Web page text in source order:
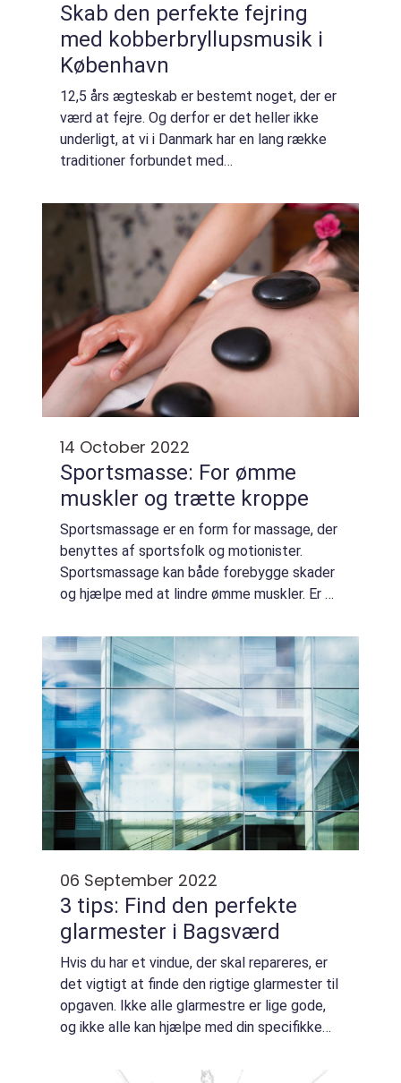
Skab den perfekte fejring
med kobberbryllupsmusik i
København
12,5 års ægteskab er bestemt noget, der er
værd at fejre. Og derfor er det heller ikke
underligt, at vi i Danmark har en lang række
traditioner forbundet med
der har et nært forestående kobberbryllup,
er de...
14 October 2022
Sportsmasse: For ømme
muskler og trætte kroppe
Sportsmassage er en form for massage, der
benyttes af sportsfolk og motionister.
Sportsmassage kan både forebygge skader
og hjælpe med at lindre ømme muskler. Er du
gerne finde en massør, der tilbyder sports...
06 September 2022
3 tips: Find den perfekte
glarmester i Bagsværd
Hvis du har et vindue, der skal repareres, er
det vigtigt at finde den rigtige glarmester til
opgaven. Ikke alle glarmestre er lige gode,
og ikke alle kan hjælpe med din specifikke
tips til, hvordan du ...